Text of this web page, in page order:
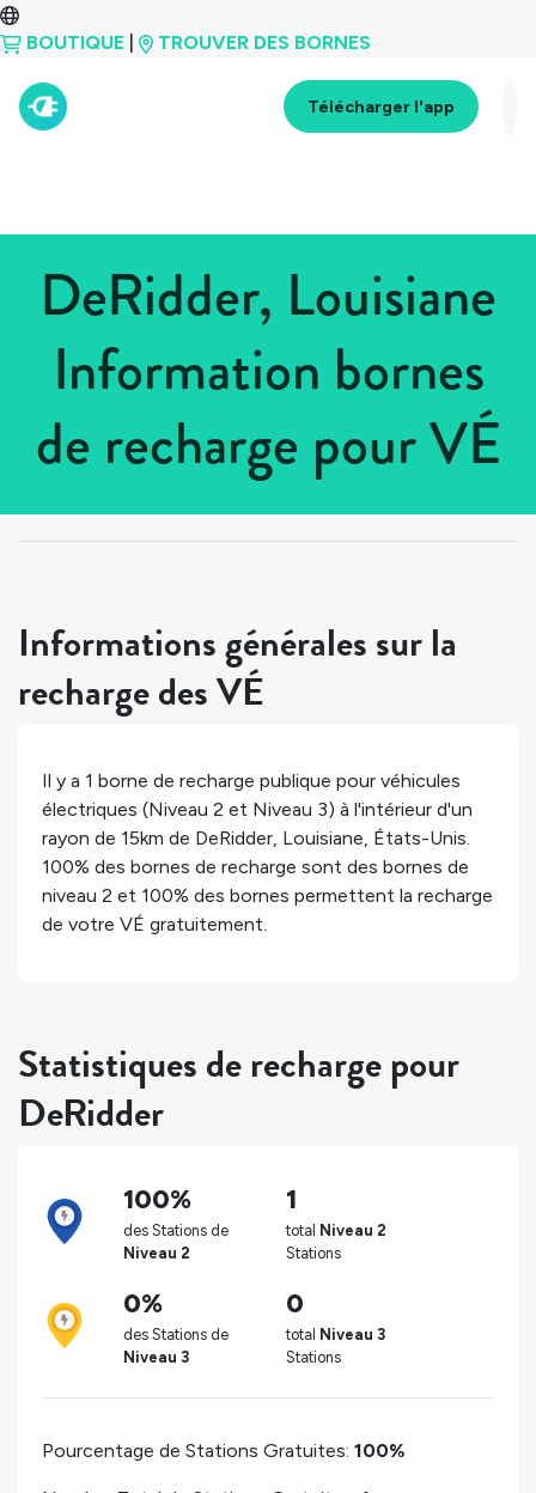
BOUTIQUE TROUVER DES BORNES
Télécharger l'app
DeRidder, Louisiane
Information bornes
de recharge pour VÉ
États-Unis > Louisiane
Informations générales sur la
recharge des VÉ
Il y a 1 borne de recharge publique pour véhicules
électriques (Niveau 2 et Niveau 3) à l'intérieur d'un
rayon de 15km de DeRidder, Louisiane, États-Unis.
100% des bornes de recharge sont des bornes de
niveau 2 et 100% des bornes permettent la recharge
de votre VÉ gratuitement.
Statistiques de recharge pour
DeRidder
100%
des Stations de
Niveau 2
1
total Niveau 2
Stations
0%
des Stations de
Niveau 3
0
total Niveau 3
Stations
Pourcentage de Stations Gratuites: 100%